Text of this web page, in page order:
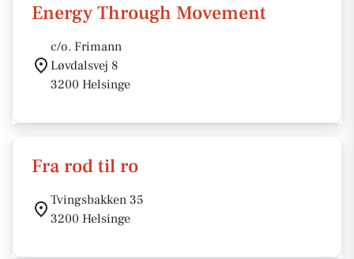
Energy Through Movement
c/o. Frimann
Løvdalsvej 8
3200 Helsinge
Fra rod til ro
Tvingsbakken 35
3200 Helsinge